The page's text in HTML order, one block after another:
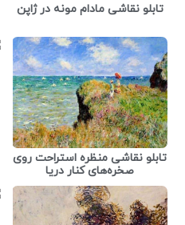
تابلو نقاشی مادام مونه در ژاپن
تابلو نقاشی منظره استراحت روی
صخره‌های کنار دریا